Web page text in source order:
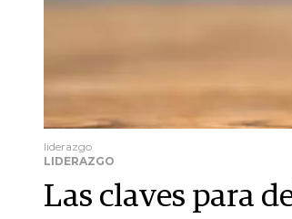
liderazgo
LIDERAZGO
Las claves para